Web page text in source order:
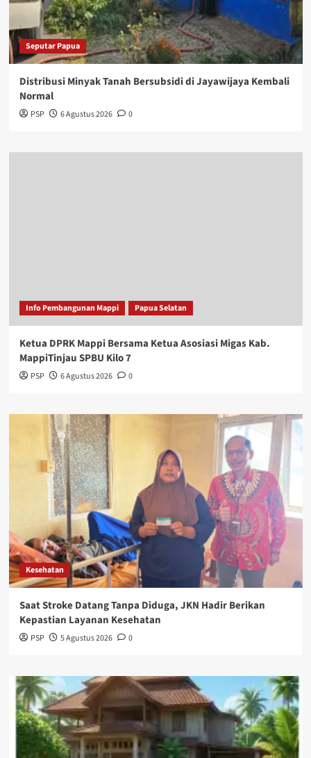
Seputar Papua
Distribusi Minyak Tanah Bersubsidi di Jayawijaya Kembali
Normal
PSP 6 Agustus 2026 0
Info Pembangunan Mappi Papua Selatan
Ketua DPRK Mappi Bersama Ketua Asosiasi Migas Kab.
MappiTinjau SPBU Kilo 7
PSP 6 Agustus 2026 0
Kesehatan
Saat Stroke Datang Tanpa Diduga, JKN Hadir Berikan
Kepastian Layanan Kesehatan
PSP 5 Agustus 2026 0